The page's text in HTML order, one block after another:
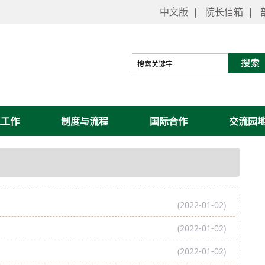
中文版 | 院长信箱 |
作 制度与流程 国际合作 交流园
(2022-01-02)
(2022-01-02)
(2022-01-02)